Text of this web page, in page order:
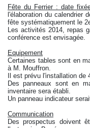
Fête du Ferrier : date
l'élaboration du calendrier
fête systématiquement le
Les activités 2014, repas
conférence est envisagée.
Equipement
Certaines tables sont en
à M. Mouffron.
Il est prévu l'installation
Des panneaux sont en
inventaire sera établi.
Un panneau indicateur
Communication
Des prospectus doivent